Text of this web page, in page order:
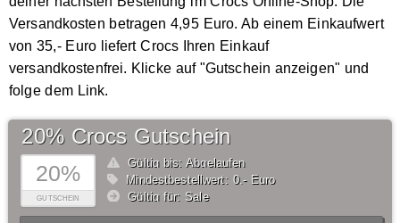
Versandkosten betragen 4,95 Euro. Ab einem Einkaufwert
von 35,- Euro liefert Crocs Ihren Einkauf
versandkostenfrei. Klicke auf "Gutschein anzeigen" und
folge dem Link.
20%
GUTSCHEIN
20% Crocs Gutschein
Gültig bis: Abgelaufen
Mindestbestellwert: 0,- Euro
Gültig für: Sale